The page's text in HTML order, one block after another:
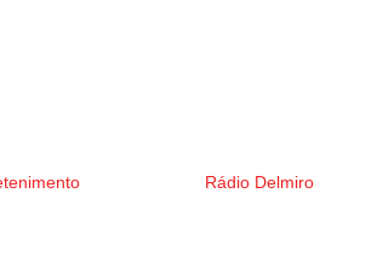
Rádio Delmiro